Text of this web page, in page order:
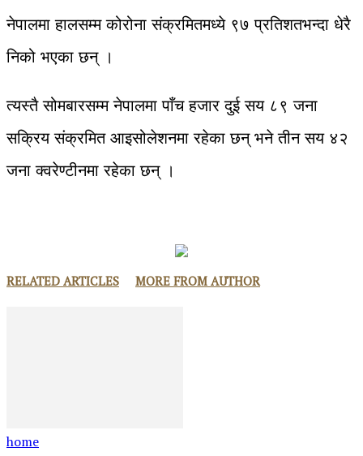
नेपालमा हालसम्म कोरोना संक्रमितमध्ये ९७ प्रतिशतभन्दा धेरै
निको भएका छन् ।
त्यस्तै सोमबारसम्म नेपालमा पाँच हजार दुई सय ८९ जना
सक्रिय संक्रमित आइसोलेशनमा रहेका छन् भने तीन सय ४२
जना क्वरेण्टीनमा रहेका छन् ।
RELATED ARTICLES MORE FROM AUTHOR
home